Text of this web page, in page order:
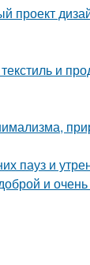
проект
и
пауз и
и